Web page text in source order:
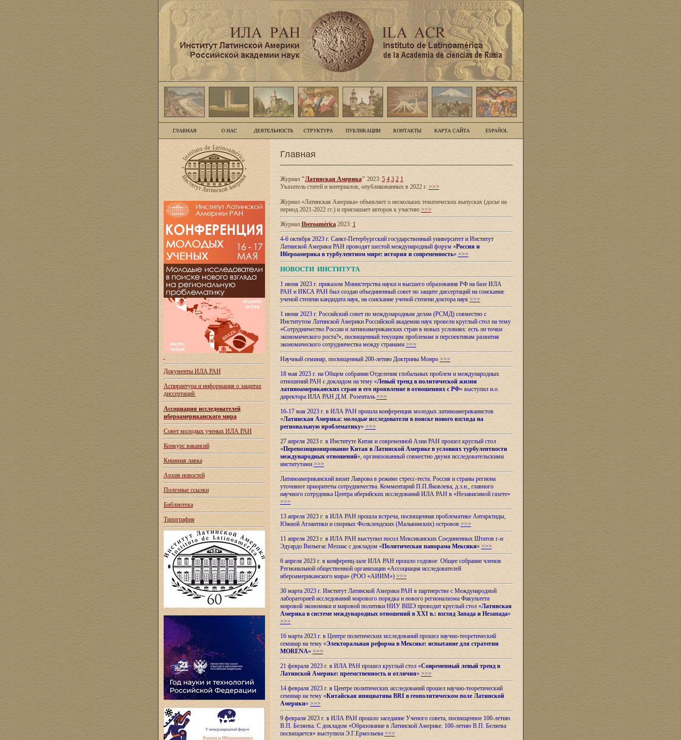
ГЛАВНАЯ О НАС ДЕЯТЕЛЬНОСТЬ СТРУКТУРА ПУБЛИКАЦИИ КОНТАКТЫ КАРТА САЙТА ESPAÑOL
Документы ИЛА РАН
Аспирантура и информация о защитах
диссертаций
Ассоциация исследователей
ибероамериканского мира
Совет молодых ученых ИЛА РАН
Конкурс вакансий
Книжная лавка
Архив новостей
Полезные ссылки
Библиотека
Типография
Главная
Журнал"Латинская Америка" 2023: 5 4 3 2 1
Указатель статей и материалов, опубликованных в 2022 г. >>>
Журнал «Латинская Америка» объявляет о нескольких тематических выпусках (досье на
период 2021-2022 гг.) и приглашает авторов к участию >>>
Журнал Iberoamérica2023: 1
4-6 октября 2023 г. Санкт-Петербургский государственный университет и Институт
Латинской Америки РАН проводят шестой международный форум «Россия и
Ибероамерика в турбулентном мире: история и современность» >>>
НОВОСТИ ИНСТИТУТА
1 июня 2023 г. приказом Министерства науки и высшего образования РФ на базе ИЛА
РАН и ИКСА РАН был создан объединенный совет по защите диссертаций на соискание
ученой степени кандидата наук, на соискание ученой степени доктора наук >>>
1 июня 2023 г. Российский совет по международным делам (РСМД) совместно с
Институтом Латинской Америки Российской академии наук провели круглый стол на тему
«Сотрудничество России и латиноамериканских стран в новых условиях: есть ли точки
экономического роста?», посвященный текущим проблемам и перспективам развития
экономического сотрудничества между странами >>>
Научный семинар, посвященный 200-летию Доктрины Монро>>>
18 мая 2023 г. на Общем собрании Отделения глобальных проблем и международных
отношений РАН с докладом на тему «Левый тренд в политической жизни
латиноамериканских стран и его проявление в отношениях с РФ» выступил и.о.
директора ИЛА РАН Д.М. Розенталь >>>
16-17 мая 2023 г. в ИЛА РАН прошла конференция молодых латиноамериканистов
«Латинская Америка: молодые исследователи в поиске нового взгляда на
региональную проблематику» >>>
27 апреля 2023 г. в Институте Китая и современной Азии РАН прошел круглый стол
«Перепозиционирование Китая в ЛатинскойАмерике в условиях турбулентности
международных отношений», организованный совместно двумя исследовательскими
институтами >>>
Латиноамериканский визит Лаврова в режиме стресс-теста. Россия и страны региона
уточняют приоритеты сотрудничества. Комментарий П.П.Яковлева, д.э.н., главного
научного сотрудника Центра иберийских исследований ИЛА РАН в «Независимой газете»
>>>
13 апреля 2023 г. в ИЛА РАН прошла встреча, посвященная проблематике Антарктиды,
Южной Атлантики и спорных Фолклендских (Мальвинских) островов >>>
11 апреля 2023 г. в ИЛА РАН выступил посол Мексиканских Соединенных Штатов г-н
Эдуардо Вильегас Мехиас c докладом «Политическая панорама Мексики» >>>
6 апреля 2023 г. в конференц-зале ИЛА РАН прошло годовое Общее собрание членов
Региональной общественной организации «Ассоциация исследователей
ибероамериканского мира» (РОО «АИИМ») >>>
30 марта 2023 г. Институт Латинской Америки РАН в партнерстве с Международной
лабораторией исследований мирового порядка и нового регионализма Факультета
мировой экономики и мировой политики НИУ ВШЭ проводит круглый стол «Латинская
Америка в системе международных отношений в XXI в.: взгляд Запада и Незапада»
>>>
16 марта 2023 г. в Центре политических исследований прошел научно-теоретический
семинар на тему «Электоральная реформа в Мексике: испытание для стратегии
MORENA» >>>
21 февраля 2023 г. в ИЛА РАН прошел круглый стол «Современный левый тренд в
Латинской Америке: преемственность и отличия» >>>
14 февраля 2023 г. в Центре политических исследований прошел научно-теоретический
семинар на тему «Китайская инициатива BRI в геополитическом поле Латинской
Америки» >>>
9 февраля 2023 г. в ИЛА РАН прошло заседание Ученого совета, посвященное 100-летию
В.П. Беляева. С докладом «Образование в Латинской Америке. 100-летию В.П. Беляева
посвящается» выступила Э.Г.Ермольева >>>